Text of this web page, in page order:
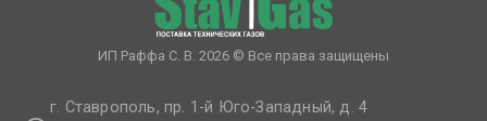
ИП Раффа С. В. 2026 © Все права защищены
г. Ставрополь, пр. 1-й Юго-Западный, д. 4